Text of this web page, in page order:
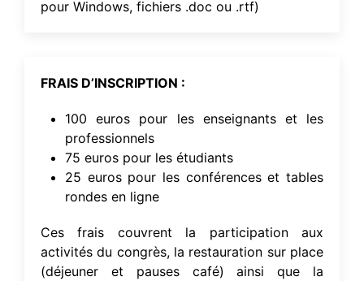
pour Windows, fichiers .doc ou .rtf)
FRAIS D’INSCRIPTION :
100 euros pour les enseignants et les
professionnels
75 euros pour les étudiants
25 euros pour les conférences et tables
rondes en ligne
Ces frais couvrent la participation aux
activités du congrès, la restauration sur place
(déjeuner et pauses café) ainsi que la